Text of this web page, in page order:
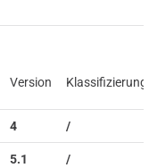
Version Klassifizierung
4 /
5.1 /